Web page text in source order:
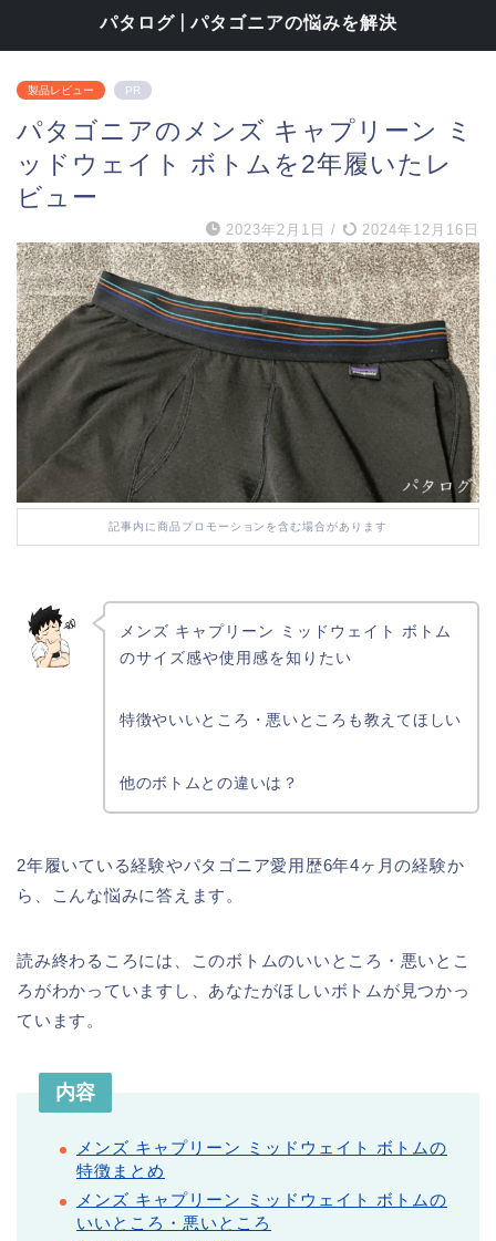
パタログ | パタゴニアの悩みを解決
製品レビュー PR
パタゴニアのメンズ キャプリーン ミ
ッドウェイト ボトムを2年履いたレ
ビュー
2023年2月1日 / 2024年12月16日
記事内に商品プロモーションを含む場合があります
メンズ キャプリーン ミッドウェイト ボトム
のサイズ感や使用感を知りたい
特徴やいいところ・悪いところも教えてほしい
他のボトムとの違いは？
2年履いている経験やパタゴニア愛用歴6年4ヶ月の経験か
ら、こんな悩みに答えます。
読み終わるころには、このボトムのいいところ・悪いとこ
ろがわかっていますし、あなたがほしいボトムが見つかっ
ています。
内容
メンズ キャプリーン ミッドウェイト ボトムの
特徴まとめ
メンズ キャプリーン ミッドウェイト ボトムの
いいところ・悪いところ